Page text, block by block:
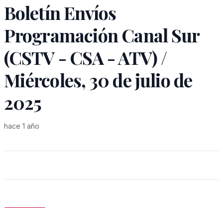
Boletín Envíos
Programación Canal Sur
(CSTV - CSA - ATV) /
Miércoles, 30 de julio de
2025
hace 1 año